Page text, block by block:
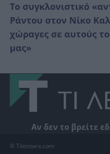
Το συγκλονιστικό
Ράντου στον Νίκο
χώραγες σε αυτούς
μας»
Αν δεν το βρείτε
© Tilestwra.com